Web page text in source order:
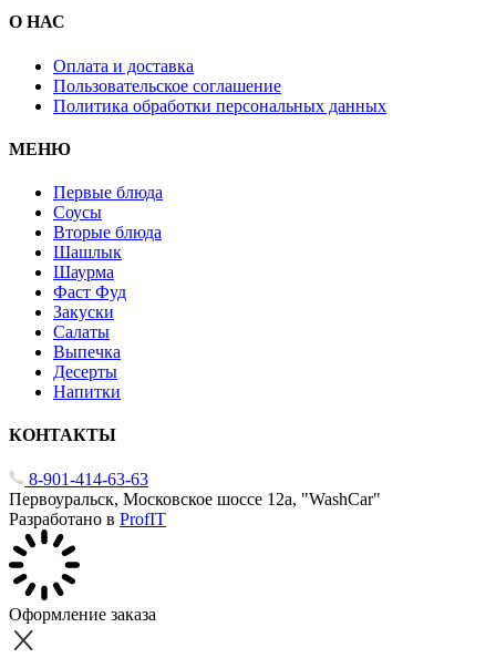
О НАС
Оплата и доставка
Пользовательское соглашение
Политика обработки персональных данных
МЕНЮ
Первые блюда
Соусы
Вторые блюда
Шашлык
Шаурма
Фаст Фуд
Закуски
Салаты
Выпечка
Десерты
Напитки
КОНТАКТЫ
8-901-414-63-63
Первоуральск, Московское шоссе 12а, "WashCar"
Разработано в ProfIT
Оформление заказа